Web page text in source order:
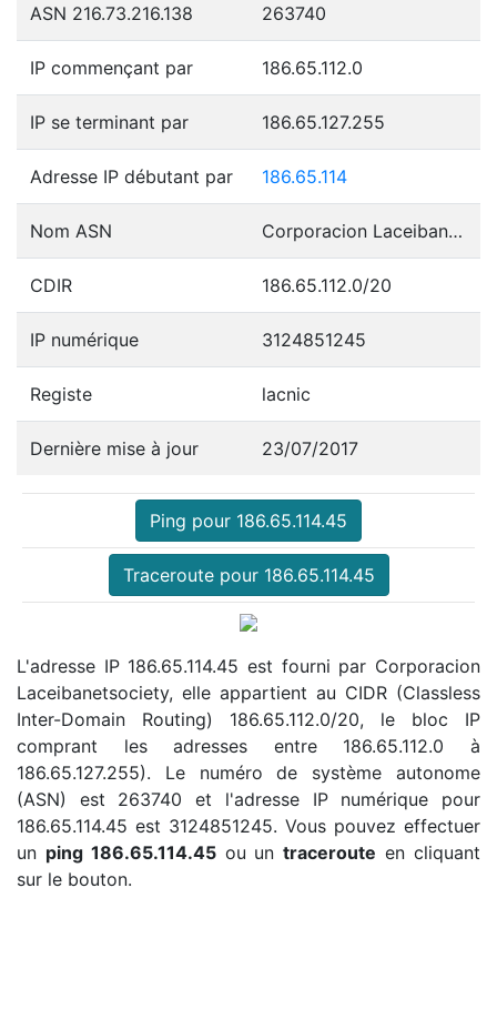
ASN 216.73.216.138 263740
IP commençant par 186.65.112.0
IP se terminant par 186.65.127.255
Adresse IP débutant par 186.65.114
Nom ASN Corporacion Laceibanetsociety
CDIR 186.65.112.0/20
IP numérique 3124851245
Registe lacnic
Dernière mise à jour 23/07/2017
Ping pour 186.65.114.45
Traceroute pour 186.65.114.45
L'adresse IP 186.65.114.45 est fourni par Corporacion
Laceibanetsociety, elle appartient au CIDR (Classless
Inter-Domain Routing) 186.65.112.0/20, le bloc IP
comprant les adresses entre 186.65.112.0 à
186.65.127.255). Le numéro de système autonome
(ASN) est 263740 et l'adresse IP numérique pour
186.65.114.45 est 3124851245. Vous pouvez effectuer
un ping 186.65.114.45ou untraceroute en cliquant
sur le bouton.